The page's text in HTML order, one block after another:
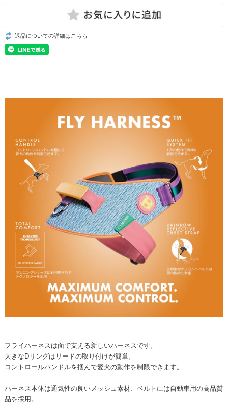
返品についての詳細はこちら
フライハーネスは面で支える新しいハーネスです。
大きなDリングはリードの取り付けが簡単。
コントロールハンドルを掴んで愛犬の動作を制限できます。
ハーネス本体は通気性の良いメッシュ素材、ベルトには自動車用の高品質
品を採用。